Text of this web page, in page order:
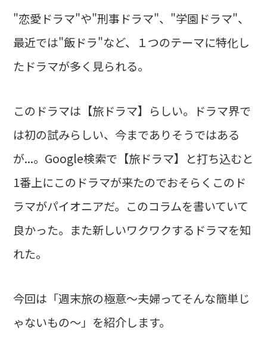
"恋愛ドラマ"や"刑事ドラマ"、"学園ドラマ"、
最近では"飯ドラ"など、１つのテーマに特化し
たドラマが多く見られる。
このドラマは【旅ドラマ】らしい。ドラマ界で
は初の試みらしい、今までありそうではある
が...。Google検索で【旅ドラマ】と打ち込むと
1番上にこのドラマが来たのでおそらくこのド
ラマがパイオニアだ。このコラムを書いていて
良かった。また新しいワクワクするドラマを知
れた。
今回は「週末旅の極意〜夫婦ってそんな簡単じ
ゃないもの〜」を紹介します。